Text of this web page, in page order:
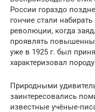
России гораздо
гончие стали
революции, когда
проявлять
уже в 1925 г. был
характеризовал
Природными
заинтересовались
известные учёные-